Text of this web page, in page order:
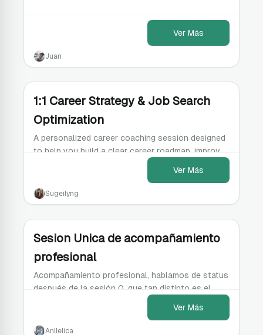
Ver Más
Juan
1:1 Career Strategy & Job Search
Optimization
A personalized career coaching session designed
to help you build a clear career roadmap, improve
interview performance, and optimize your job
Ver Más
Sugeilyng
Sesion Unica de acompañamiento
profesional
Acompañamiento profesional, hablamos de status
después de la sesión 0, que tan distinto es el
escenario?? Que tácticas o estrategias podemos
Ver Más
Anllelica